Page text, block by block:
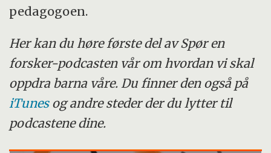
pedagogoen.
Her kan du høre første del av Spør en
forsker-podcasten vår om hvordan vi skal
oppdra barna våre. Du finner den også på
iTunesog andre steder der du lytter til
podcastene dine.